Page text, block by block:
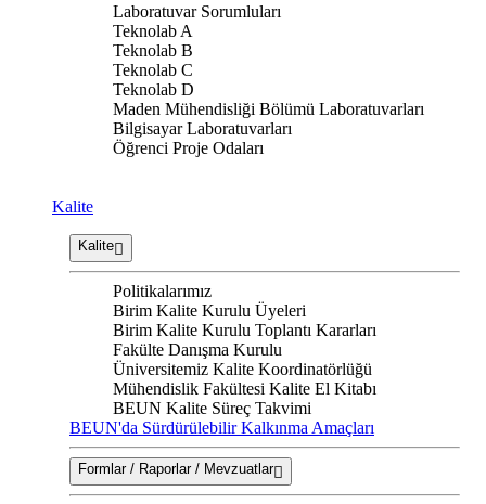
Laboratuvar Sorumluları
Teknolab A
Teknolab B
Teknolab C
Teknolab D
Maden Mühendisliği Bölümü Laboratuvarları
Bilgisayar Laboratuvarları
Öğrenci Proje Odaları
Kalite
Kalite
Politikalarımız
Birim Kalite Kurulu Üyeleri
Birim Kalite Kurulu Toplantı Kararları
Fakülte Danışma Kurulu
Üniversitemiz Kalite Koordinatörlüğü
Mühendislik Fakültesi Kalite El Kitabı
BEUN Kalite Süreç Takvimi
BEUN'da Sürdürülebilir Kalkınma Amaçları
Formlar / Raporlar / Mevzuatlar